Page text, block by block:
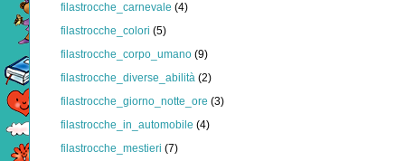
filastrocche_carnevale (4)
filastrocche_colori (5)
filastrocche_corpo_umano (9)
filastrocche_diverse_abilità (2)
filastrocche_giorno_notte_ore (3)
filastrocche_in_automobile (4)
filastrocche_mestieri (7)